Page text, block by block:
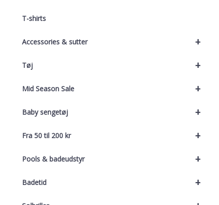
T-shirts
+
Accessories & sutter
+
Tøj
+
Mid Season Sale
+
Baby sengetøj
+
Fra 50 til 200 kr
+
Pools & badeudstyr
+
Badetid